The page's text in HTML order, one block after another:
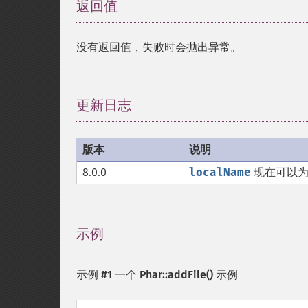
返回值
没有返回值，失败时会抛出异常。
更新日志
版本
说明
8.0.0
localName 现在可以
示例
示例 #1 一个 Phar::addFile() 示例